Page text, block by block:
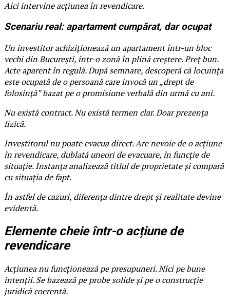
Aici intervine acțiunea în revendicare.
Scenariu real: apartament cumpărat, dar ocupat
Un investitor achiziționează un apartament într-un bloc
vechi din București, într-o zonă în plină creștere. Preț bun.
Acte aparent în regulă. După semnare, descoperă că locuința
este ocupată de o persoană care invocă un „drept de
folosință” bazat pe o promisiune verbală din urmă cu ani.
Nu există contract. Nu există termen clar. Doar prezența
fizică.
Investitorul nu poate evacua direct. Are nevoie de o acțiune
în revendicare, dublată uneori de evacuare, în funcție de
situație. Instanța analizează titlul de proprietate și compară
cu situația de fapt.
În astfel de cazuri, diferența dintre drept și realitate devine
evidentă.
Elemente cheie într-o acțiune de
revendicare
Acțiunea nu funcționează pe presupuneri. Nici pe bune
intenții. Se bazează pe probe solide și pe o construcție
juridică coerentă.